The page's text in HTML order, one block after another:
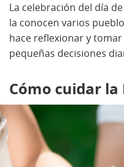
La celebración del día
la conocen varios
hace reflexionar y
pequeñas decisiones
Cómo cuidar